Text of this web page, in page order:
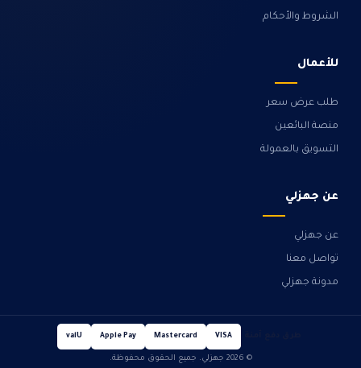
الشروط والأحكام
للأعمال
طلب عرض سعر
منصة البائعين
التسويق بالعمولة
عن جهزلي
عن جهزلي
تواصل معنا
مدونة جهزلي
VISA
Mastercard
Apple Pay
valU
© 2026 جهزلي. جميع الحقوق محفوظة.